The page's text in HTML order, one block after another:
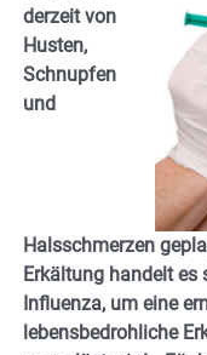
derzeit von
Husten,
Schnupfen
und
Halsschmerzen
Erkältung handelt es
Influenza, um eine
lebensbedrohliche